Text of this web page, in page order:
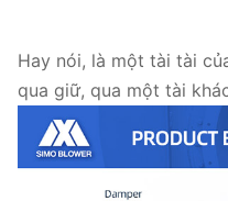
Hay nói, là một tài tài
qua giữ, qua một tài